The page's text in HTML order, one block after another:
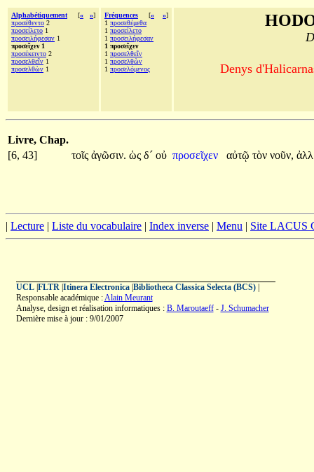
Alphabétiquement [« »]
προσέθεντο 2
προσείλετο 1
προσειλήφεσαν 1
προσεῖχεν 1
προσέκειντο 2
προσελθεῖν 1
προσελθὼν 1
Fréquences [« »]
1 προσεθέμεθα
1 προσείλετο
1 προσειλήφεσαν
1 προσεῖχεν
1 προσελθεῖν
1 προσελθὼν
1 προσελόμενος Denys
Livre, Chap.
[6, 43]
τοῖς ἀγῶσιν. ὡς δ´ οὐ προσεῖχεν αὐτῷ τὸν νοῦν,
| Lecture | Liste du vocabulaire | Index inverse | Menu | Site LACUS
UCL| FLTR| Itinera Electronica| Bibliotheca Classica Selecta (BCS)|
Responsable académique :Alain Meurant
Analyse, design et réalisation informatiques : B. Maroutaeff- J. Schumacher
Dernière mise à jour : 9/01/2007